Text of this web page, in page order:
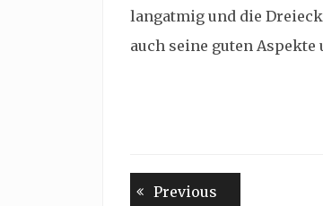
langatmig und die
auch seine guten
Beitragsnavigation
Previous